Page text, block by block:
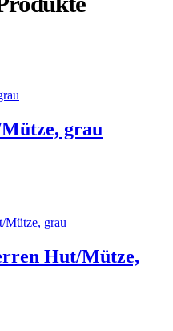
grau
Hut/Mütze,